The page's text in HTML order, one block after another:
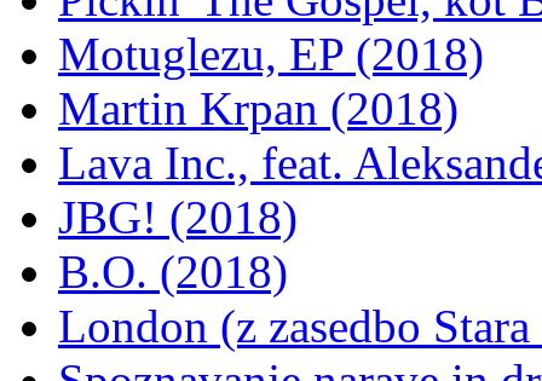
Motuglezu, EP (2018)
Martin Krpan (2018)
Lava Inc., feat.
JBG! (2018)
B.O. (2018)
London (z zasedbo